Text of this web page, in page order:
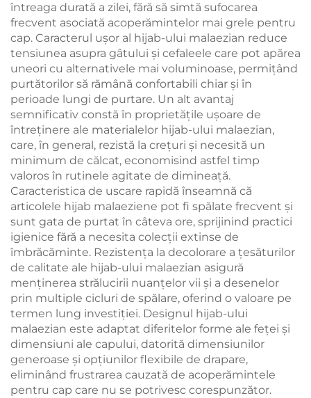
întreaga durată a zilei, fără să simtă sufocarea
frecvent asociată acoperămintelor mai grele pentru
cap. Caracterul ușor al hijab-ului malaezian reduce
tensiunea asupra gâtului și cefaleele care pot apărea
uneori cu alternativele mai voluminoase, permițând
purtătorilor să rămână confortabili chiar și în
perioade lungi de purtare. Un alt avantaj
semnificativ constă în proprietățile ușoare de
întreținere ale materialelor hijab-ului malaezian,
care, în general, rezistă la crețuri și necesită un
minimum de călcat, economisind astfel timp
valoros în rutinele agitate de dimineață.
Caracteristica de uscare rapidă înseamnă că
articolele hijab malaeziene pot fi spălate frecvent și
sunt gata de purtat în câteva ore, sprijinind practici
igienice fără a necesita colecții extinse de
îmbrăcăminte. Rezistența la decolorare a țesăturilor
de calitate ale hijab-ului malaezian asigură
menținerea strălucirii nuanțelor vii și a desenelor
prin multiple cicluri de spălare, oferind o valoare pe
termen lung investiției. Designul hijab-ului
malaezian este adaptat diferitelor forme ale feței și
dimensiuni ale capului, datorită dimensiunilor
generoase și opțiunilor flexibile de drapare,
eliminând frustrarea cauzată de acoperămintele
pentru cap care nu se potrivesc corespunzător.